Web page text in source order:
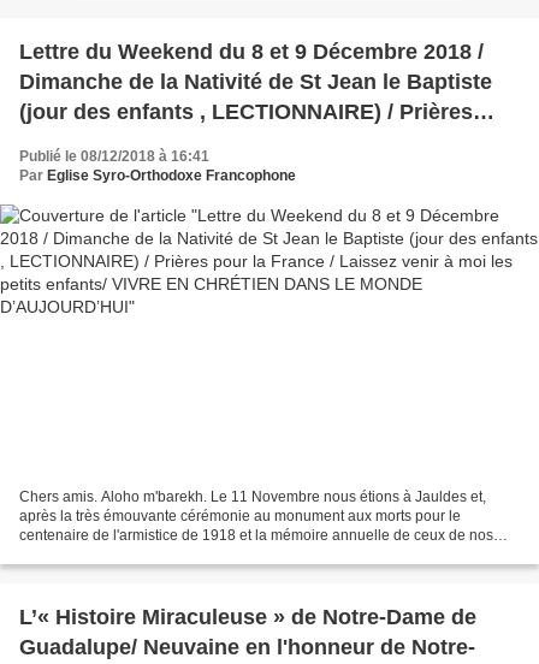
Lettre du Weekend du 8 et 9 Décembre 2018 /
Dimanche de la Nativité de St Jean le Baptiste
(jour des enfants , LECTIONNAIRE) / Prières
enfants/ VIVRE EN CHRÉTIEN DANS LE MONDE
Publié le 08/12/2018 à 16:41
Par Eglise Syro-Orthodoxe Francophone
Chers amis. Aloho m'barekh. Le 11 Novembre nous étions à Jauldes et,
après la très émouvante cérémonie au monument aux morts pour le
centenaire de l'armistice de 1918 et la mémoire annuelle de ceux de nos
L’« Histoire Miraculeuse » de Notre-Dame de
Guadalupe/ Neuvaine en l'honneur de Notre-